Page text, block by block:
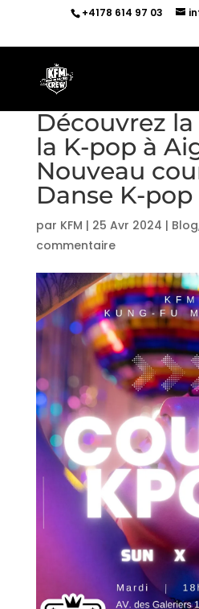
+4178 614 97 03
Découvrez
la K-pop à
Nouveau
Danse K-pop
par KFM | 25 Avr 2024 | Blog
commentaire